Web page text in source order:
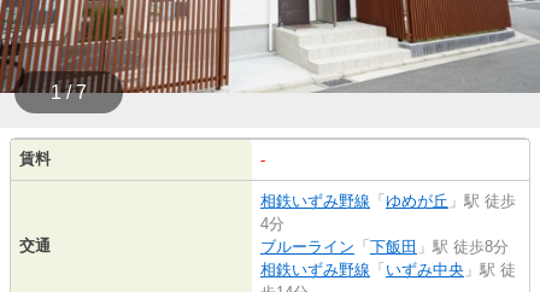
1 / 7
賃料 -
交通
相鉄いずみ野線 「 ゆめが丘 」駅 徒歩
4分
ブルーライン 「 下飯田 」駅 徒歩8分
相鉄いずみ野線 「 いずみ中央 」駅 徒